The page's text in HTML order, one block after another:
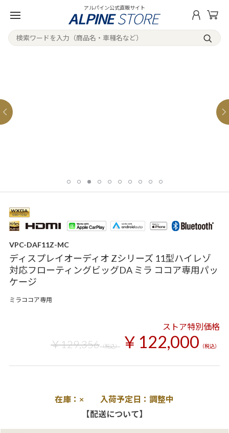
アルパイン公式直販サイト
VPC-DAF11Z-MC
ディスプレイオーディオ Zシリーズ 11型ハイレゾ
対応フローティングビッグDA ミラ ココア専用パッ
ケージ
ミラココア専用
ストア特別価格
￥129,356（税込） ￥122,000 （税込）
在庫：× 入荷予定日：調整中
【配送について】